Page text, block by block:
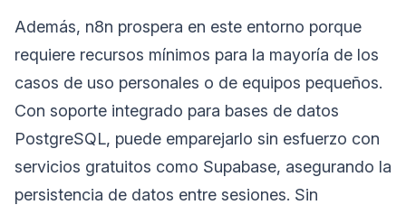
Además, n8n prospera en este entorno porque
requiere recursos mínimos para la mayoría de los
casos de uso personales o de equipos pequeños.
Con soporte integrado para bases de datos
PostgreSQL, puede emparejarlo sin esfuerzo con
servicios gratuitos como Supabase, asegurando la
persistencia de datos entre sesiones. Sin